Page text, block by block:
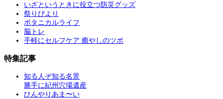
いざというときに役立つ防災グッズ
祭りびより
ボタニカルライフ
脳トレ
手軽にセルフケア 癒やしのツボ
特集記事
知る人ぞ知る名景
勝手に紀州穴場遺産
ひんやりあま〜い